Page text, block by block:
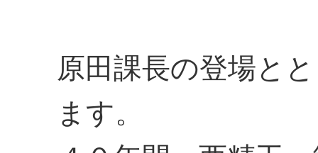
原田課長の登場と
ます。